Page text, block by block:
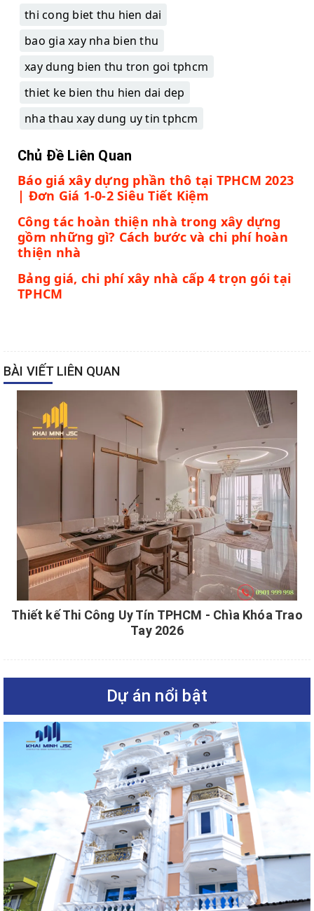
thi cong biet thu hien dai
bao gia xay nha bien thu
xay dung bien thu tron goi tphcm
thiet ke bien thu hien dai dep
nha thau xay dung uy tin tphcm
Chủ Đề Liên Quan
Báo giá xây dựng phần thô tại TPHCM 2023
| Đơn Giá 1-0-2 Siêu Tiết Kiệm
Công tác hoàn thiện nhà trong xây dựng
gồm những gì? Cách bước và chi phí hoàn
thiện nhà
Bảng giá, chi phí xây nhà cấp 4 trọn gói tại
TPHCM
BÀI VIẾT LIÊN QUAN
Thiết kế Thi Công Uy Tín TPHCM - Chìa Khóa Trao
Tay 2026
Dự án nổi bật